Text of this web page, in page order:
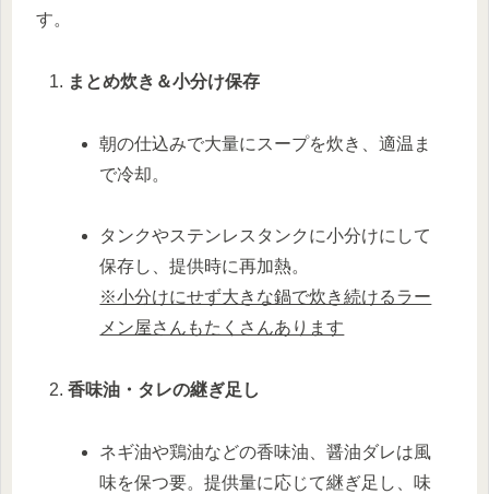
す。
まとめ炊き＆小分け保存
朝の仕込みで大量にスープを炊き、適温ま
で冷却。
タンクやステンレスタンクに小分けにして
保存し、提供時に再加熱。
※小分けにせず大きな鍋で炊き続けるラー
メン屋さんもたくさんあります
香味油・タレの継ぎ足し
ネギ油や鶏油などの香味油、醤油ダレは風
味を保つ要。提供量に応じて継ぎ足し、味